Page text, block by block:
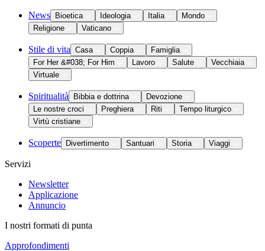
News Bioetica Ideologia Italia
Mondo
Religione
Vaticano
Stile di vita Casa Coppia
Famiglia
For Her &#038; For Him
Lavoro Salute
Vecchiaia
Virtuale
Spiritualità Bibbia e dottrina
Devozione
Le nostre croci
Preghiera Riti
Tempo liturgico
Virtù cristiane
Scoperte Divertimento Santuari Storia Viaggi
Servizi
Newsletter
Applicazione
Annuncio
I nostri formati di punta
Approfondimenti